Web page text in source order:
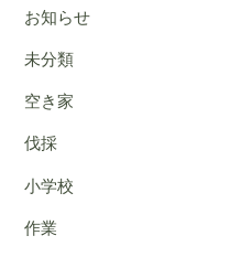
お知らせ
未分類
空き家
伐採
小学校
作業